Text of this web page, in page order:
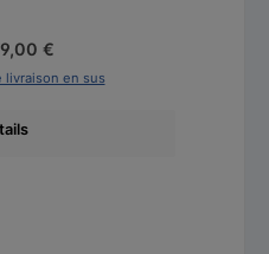
:
€
livraison en sus